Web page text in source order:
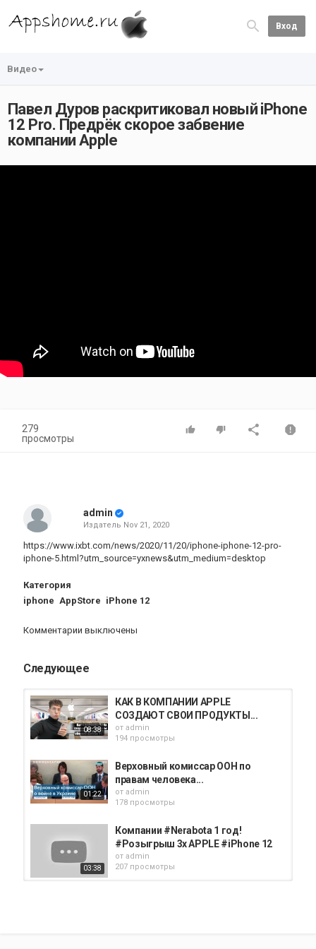
Вход
Видео
Павел Дуров раскритиковал новый iPhone
12 Pro. Предрёк скорое забвение
компании Apple
279
просмотры
admin
Издатель Nov 21, 2020
https://www.ixbt.com/news/2020/11/20/iphone-iphone-12-pro-
iphone-5.html?utm_source=yxnews&utm_medium=desktop
Категория
iphone AppStore iPhone 12
Комментарии выключены
Следующее
08:38
КАК В КОМПАНИИ APPLE
СОЗДАЮТ СВОИ ПРОДУКТЫ...
от admin
194 просмотры
01:22
Верховный комиссар ООН по
правам человека...
от admin
178 просмотры
03:38
Компании #Nerabota 1 год!
#Розыгрыш 3х APPLE #iPhone 12
от admin
207 просмотры